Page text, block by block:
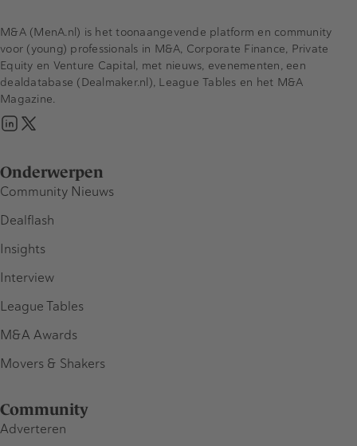
Onderwerpen
Community Nieuws
Dealflash
Insights
Interview
League Tables
M&A Awards
Movers & Shakers
Community
Adverteren
M&A (MenA.nl) is het toonaangevende platform en community
voor (young) professionals in M&A, Corporate Finance, Private
Equity en Venture Capital, met nieuws, evenementen, een
dealdatabase (Dealmaker.nl), League Tables en het M&A
Magazine.